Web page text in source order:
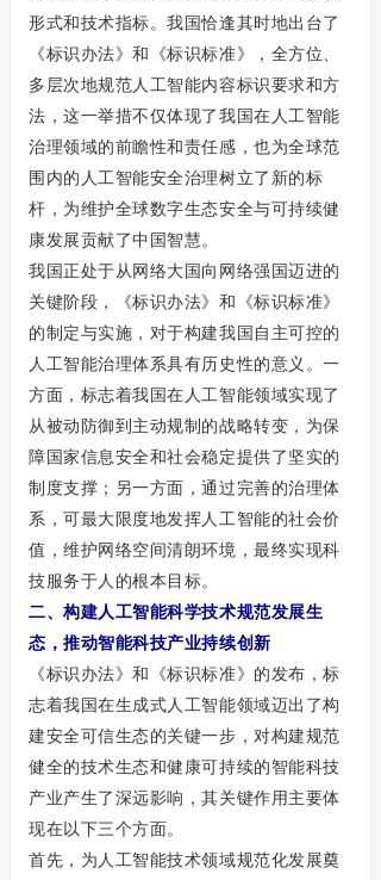
形式和技术指标。我国恰逢其时地出台了
《标识办法》和《标识标准》，全方位、
多层次地规范人工智能内容标识要求和方
法，这一举措不仅体现了我国在人工智能
治理领域的前瞻性和责任感，也为全球范
围内的人工智能安全治理树立了新的标
杆，为维护全球数字生态安全与可持续健
康发展贡献了中国智慧。
我国正处于从网络大国向网络强国迈进的
关键阶段，《标识办法》和《标识标准》
的制定与实施，对于构建我国自主可控的
人工智能治理体系具有历史性的意义。一
方面，标志着我国在人工智能领域实现了
从被动防御到主动规制的战略转变，为保
障国家信息安全和社会稳定提供了坚实的
制度支撑；另一方面，通过完善的治理体
系，可最大限度地发挥人工智能的社会价
值，维护网络空间清朗环境，最终实现科
技服务于人的根本目标。
二、构建人工智能科学技术规范发展生
态，推动智能科技产业持续创新
《标识办法》和《标识标准》的发布，标
志着我国在生成式人工智能领域迈出了构
建安全可信生态的关键一步，对构建规范
健全的技术生态和健康可持续的智能科技
产业产生了深远影响，其关键作用主要体
现在以下三个方面。
首先，为人工智能技术领域规范化发展奠